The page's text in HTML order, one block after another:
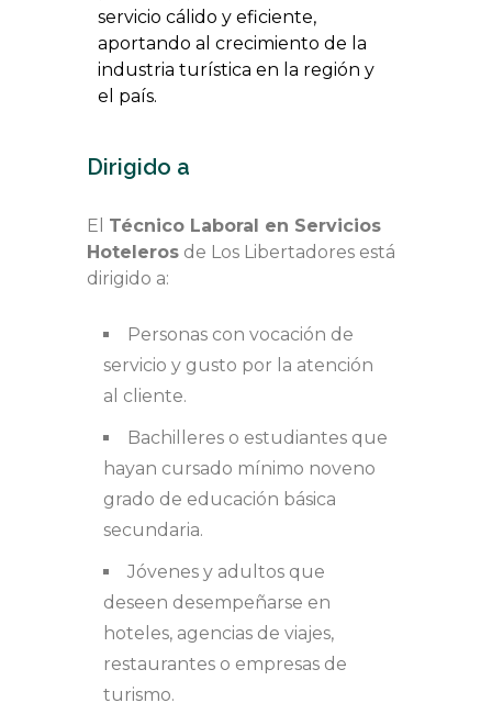
servicio cálido y eficiente,
aportando al crecimiento de la
industria turística en la región y
el país.
Dirigido a
El Técnico Laboral en Servicios
Hoteleros de Los Libertadores está
dirigido a:
Personas con vocación de
servicio y gusto por la atención
al cliente.
Bachilleres o estudiantes que
hayan cursado mínimo noveno
grado de educación básica
secundaria.
Jóvenes y adultos que
deseen desempeñarse en
hoteles, agencias de viajes,
restaurantes o empresas de
turismo.